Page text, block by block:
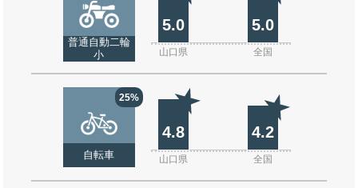
普通自動二輪
小
5.0 5.0
山口県 全国
25%
自転車
4.8 4.2
山口県 全国